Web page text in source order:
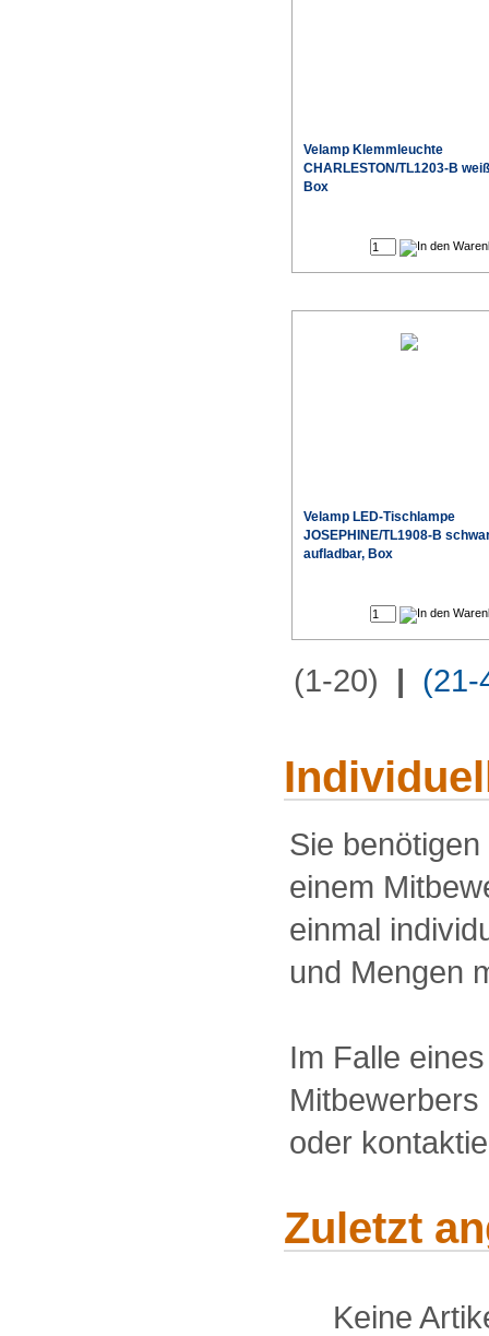
Velamp Klemmleuchte
CHARLESTON/TL1203-B
Box
Velamp LED-Tischlampe
JOSEPHINE/TL1908-B
aufladbar, Box
(1-20) | (21-
Sie
einem
einmal
und Mengen
Im Falle
oder
Zuletzt
Keine